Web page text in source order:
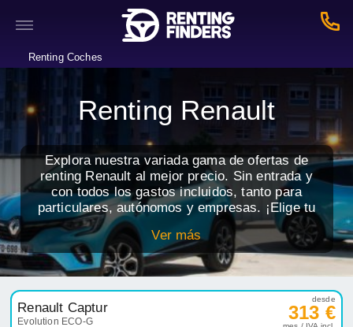
Renting Coches
Renting Renault
Explora nuestra variada gama de ofertas de
renting Renault al mejor precio. Sin entrada y
con todos los gastos incluidos, tanto para
particulares, autónomos y empresas. ¡Elige tu
Renault favorito y disfruta de las ventajas del
renting de coches!
Ver más
Renault Captur
Evolution ECO-G
desde
313 €